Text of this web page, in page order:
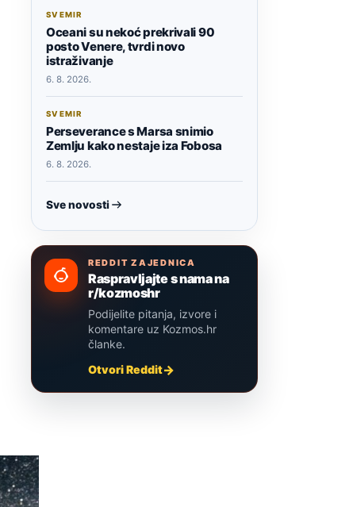
SVEMIR
Oceani su nekoć prekrivali 90
posto Venere, tvrdi novo
istraživanje
6. 8. 2026.
SVEMIR
Perseverance s Marsa snimio
Zemlju kako nestaje iza Fobosa
6. 8. 2026.
Sve novosti
REDDIT ZAJEDNICA
Raspravljajte s nama na
r/kozmoshr
Podijelite pitanja, izvore i
komentare uz Kozmos.hr
članke.
Otvori Reddit